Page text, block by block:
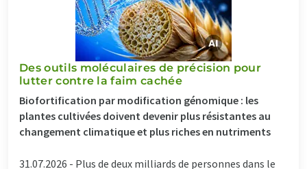
Des outils moléculaires de précision pour
lutter contre la faim cachée
Biofortification par modification génomique : les
plantes cultivées doivent devenir plus résistantes au
changement climatique et plus riches en nutriments
31.07.2026 - Plus de deux milliards de personnes dans le